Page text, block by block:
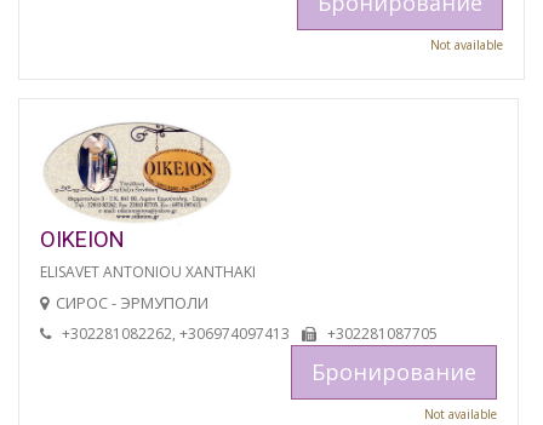
Not available
OIKEION
ELISAVET ANTONIOU XANTHAKI
СИРОС - ЭРМУПОЛИ
+302281082262, +306974097413 +302281087705
Бронирование
Not available